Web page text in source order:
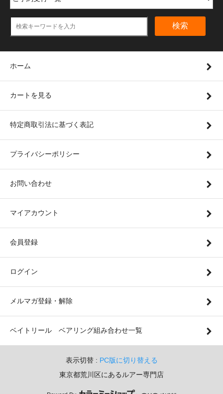
検索
ホーム
カートを見る
特定商取引法に基づく表記
プライバシーポリシー
お問い合わせ
マイアカウント
会員登録
ログイン
メルマガ登録・解除
ベイトリール ベアリング組み合わせ一覧
表示切替 : PC版に切り替える
東京都荒川区にあるルアー専門店